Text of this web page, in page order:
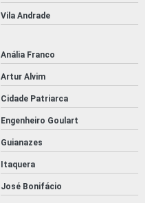
Vila Andrade
Anália Franco
Artur Alvim
Cidade Patriarca
Engenheiro Goulart
Guianazes
Itaquera
José Bonifácio